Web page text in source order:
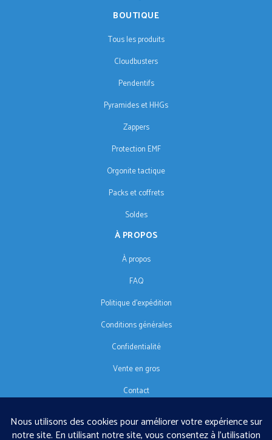
BOUTIQUE
Tous les produits
Cloudbusters
Pendentifs
Pyramides et HHGs
Zappers
Protection EMF
Orgonite tactique
Packs et coffrets
Soldes
À PROPOS
À propos
FAQ
Politique d'expédition
Conditions générales
Confidentialité
Vente en gros
Contact